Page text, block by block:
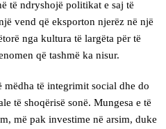
të ndryshojë politikat e saj të
vend që eksporton njerëz në një
nga kultura të largëta për të
që tashmë ka nisur.
të integrimit social dhe do
të shoqërisë sonë. Mungesa e të
më pak investime në arsim, duke